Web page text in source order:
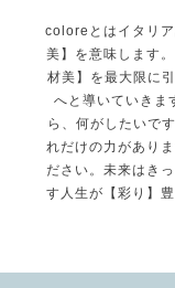
coloreとはイタリ
美】を意味します
材美】を最大限に
へと導いていきま
ら、何がしたいで
れだけの力があり
ださい。未来はき
す人生が【彩り】